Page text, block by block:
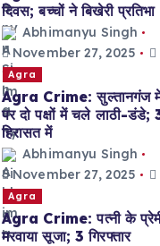
दिवस; बच्चों ने बिखेरी प्रतिभा
Abhimanyu Singh
November 27, 2025
Agra
Agra Crime: सुल्तानगंज में
पर दो पक्षों में चले लाठी-डंडे;
हिरासत में
Abhimanyu Singh
November 27, 2025
Agra
Agra Crime: पत्नी के
मरवाया सूजा; 3 गिरफ्तार